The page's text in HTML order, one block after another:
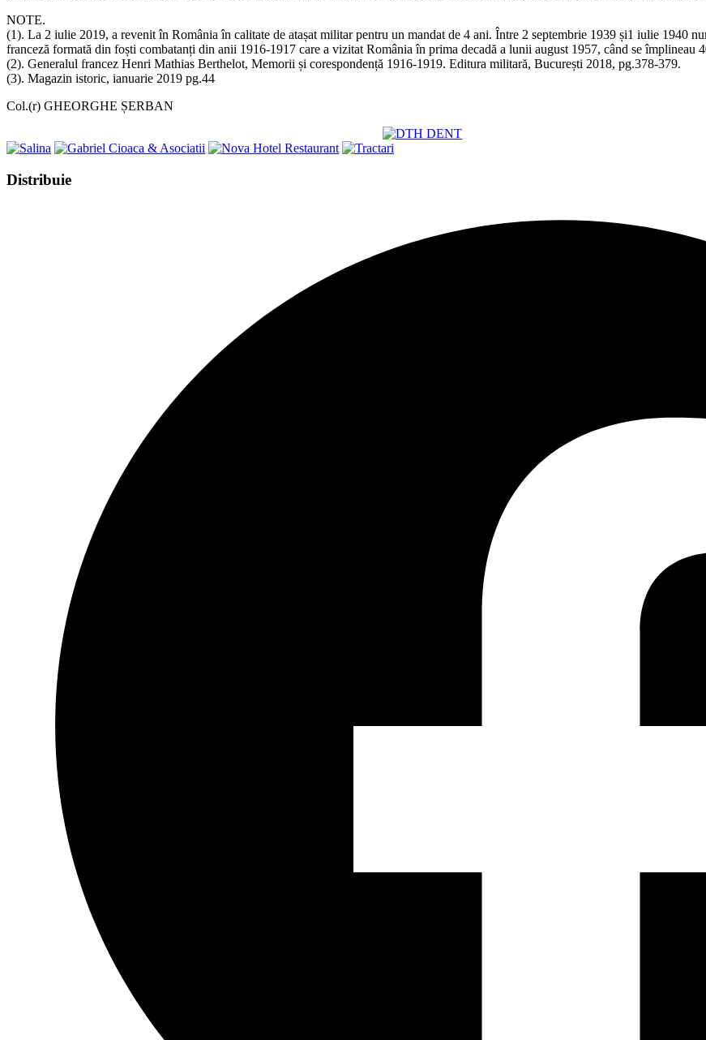
NOTE.
(1). La 2 iulie 2019, a revenit în România în calitate de atașat militar pentru un mandat de 4 ani. Între 2 septembrie 1939 și1 iulie 1940
franceză formată din foști combatanți din anii 1916-1917 care a vizitat România în prima decadă a lunii august 1957, când se împlineau
(2). Generalul francez Henri Mathias Berthelot, Memorii și corespondență 1916-1919. Editura militară, București 2018, pg.378-379.
(3). Magazin istoric, ianuarie 2019 pg.44
Col.(r) GHEORGHE ȘERBAN
DistribuieShare